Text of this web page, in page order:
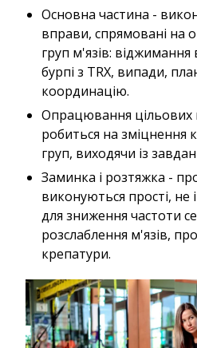
Основна частина -
вправи, спрямовані на
груп м'язів: віджимання
бурпі з TRX, випади,
координацію.
Опрацювання цільових
робиться на зміцнення
груп, виходячи із
Заминка і розтяжка -
виконуються прості, не
для зниження частоти
розслаблення м'язів,
крепатури.